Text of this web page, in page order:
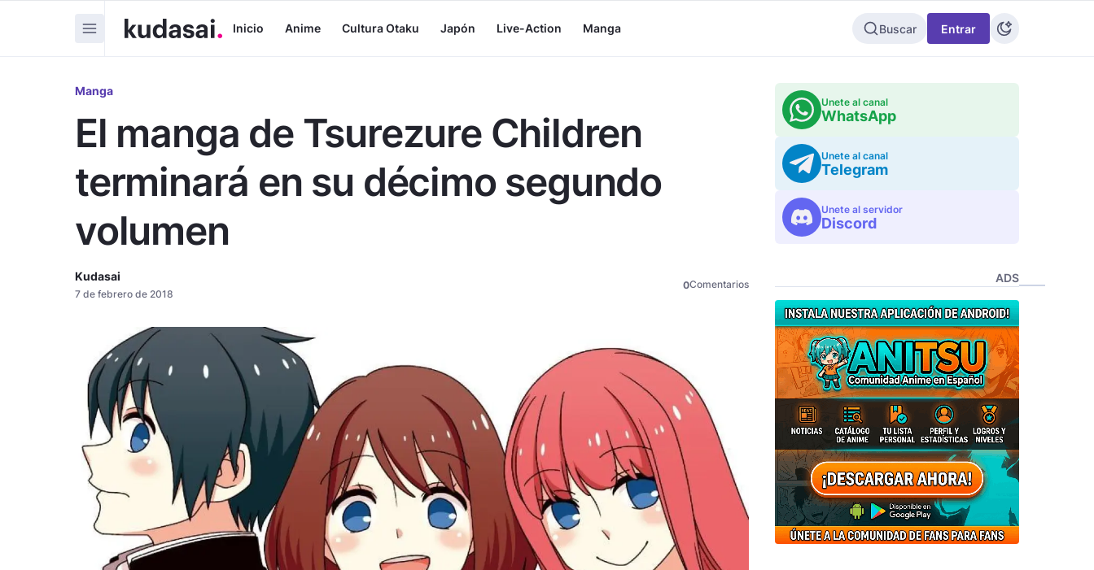
Inicio Anime Cultura Otaku Japón Live-Action Manga Buscar Entrar
Manga
El manga de Tsurezure Children
terminará en su décimo segundo
volumen
Kudasai
7 de febrero de 2018
0Comentarios
Unete al canal
WhatsApp
Unete al canal
Telegram
Unete al servidor
Discord
ADS